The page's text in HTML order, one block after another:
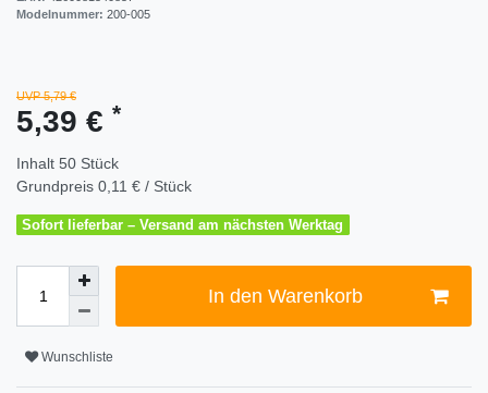
Modelnummer: 200-005
UVP 5,79 €
5,39 € *
Inhalt 50 Stück
Grundpreis 0,11 € / Stück
Sofort lieferbar – Versand am nächsten Werktag
In den Warenkorb
Wunschliste